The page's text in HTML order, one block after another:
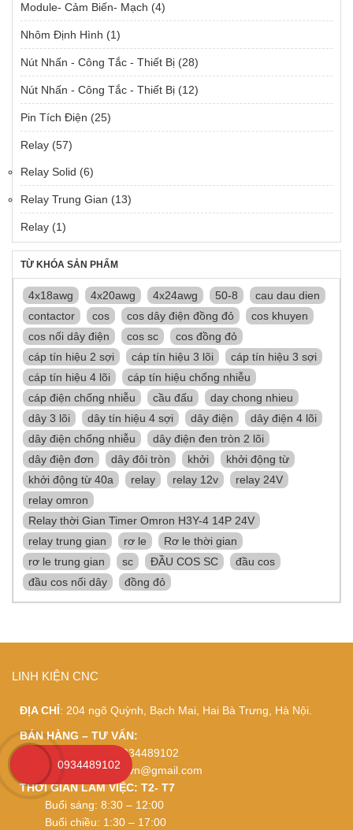
Module- Cảm Biến- Mạch (4)
Nhôm Định Hình (1)
Nút Nhấn - Công Tắc - Thiết Bị (28)
Nút Nhấn - Công Tắc - Thiết Bị (12)
Pin Tích Điện (25)
Relay (57)
Relay Solid (6)
Relay Trung Gian (13)
Relay (1)
TỪ KHÓA SẢN PHẨM
4x18awg 4x20awg 4x24awg 50-8
cau dau dien
contactor
cos cos dây điện đồng đỏ
cos khuyen
cos nối dây điện
cos sc
cos đồng đỏ
cáp tín hiệu 2 sợi
cáp tín hiệu 3 lõi
cáp tín hiệu 3 sợi
cáp tín hiệu 4 lõi
cáp tín hiệu chống nhiễu
cáp điện chống nhiễu
cầu đấu
day chong nhieu
dây 3 lõi
dây tín hiệu 4 sợi dây điện
dây điện 4 lõi
dây điện chống nhiễu
dây điện đen tròn 2 lõi
dây điện đơn
dây đôi tròn khởi
khởi động từ
khởi động từ 40a
relay relay 12v
relay 24V
relay omron
Relay thời Gian Timer Omron H3Y-4 14P 24V
relay trung gian
rơ le
Rơ le thời gian
rơ le trung gian
sc ĐẦU COS SC
đầu cos
đầu cos nối dây
đồng đỏ
LINH KIỆN CNC
ĐỊA CHỈ: 204 ngõ Quỳnh, Bạch Mai, Hai Bà Trưng, Hà Nội.
BÁN HÀNG – TƯ VẤN:
0962118692 – 0934489102
Email: thietbidienviet.vn@gmail.com
THỜI GIAN LÀM VIỆC: T2- T7
Buổi sáng: 8:30 – 12:00
Buổi chiều: 1:30 – 17:00
0934489102